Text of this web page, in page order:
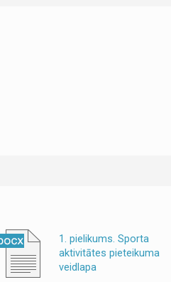
1. pielikums. Sporta
aktivitātes pieteikuma
veidlapa